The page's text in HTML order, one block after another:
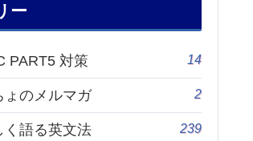
ー
PART5 対策 14
ょのメルマガ 2
く語る英文法 239